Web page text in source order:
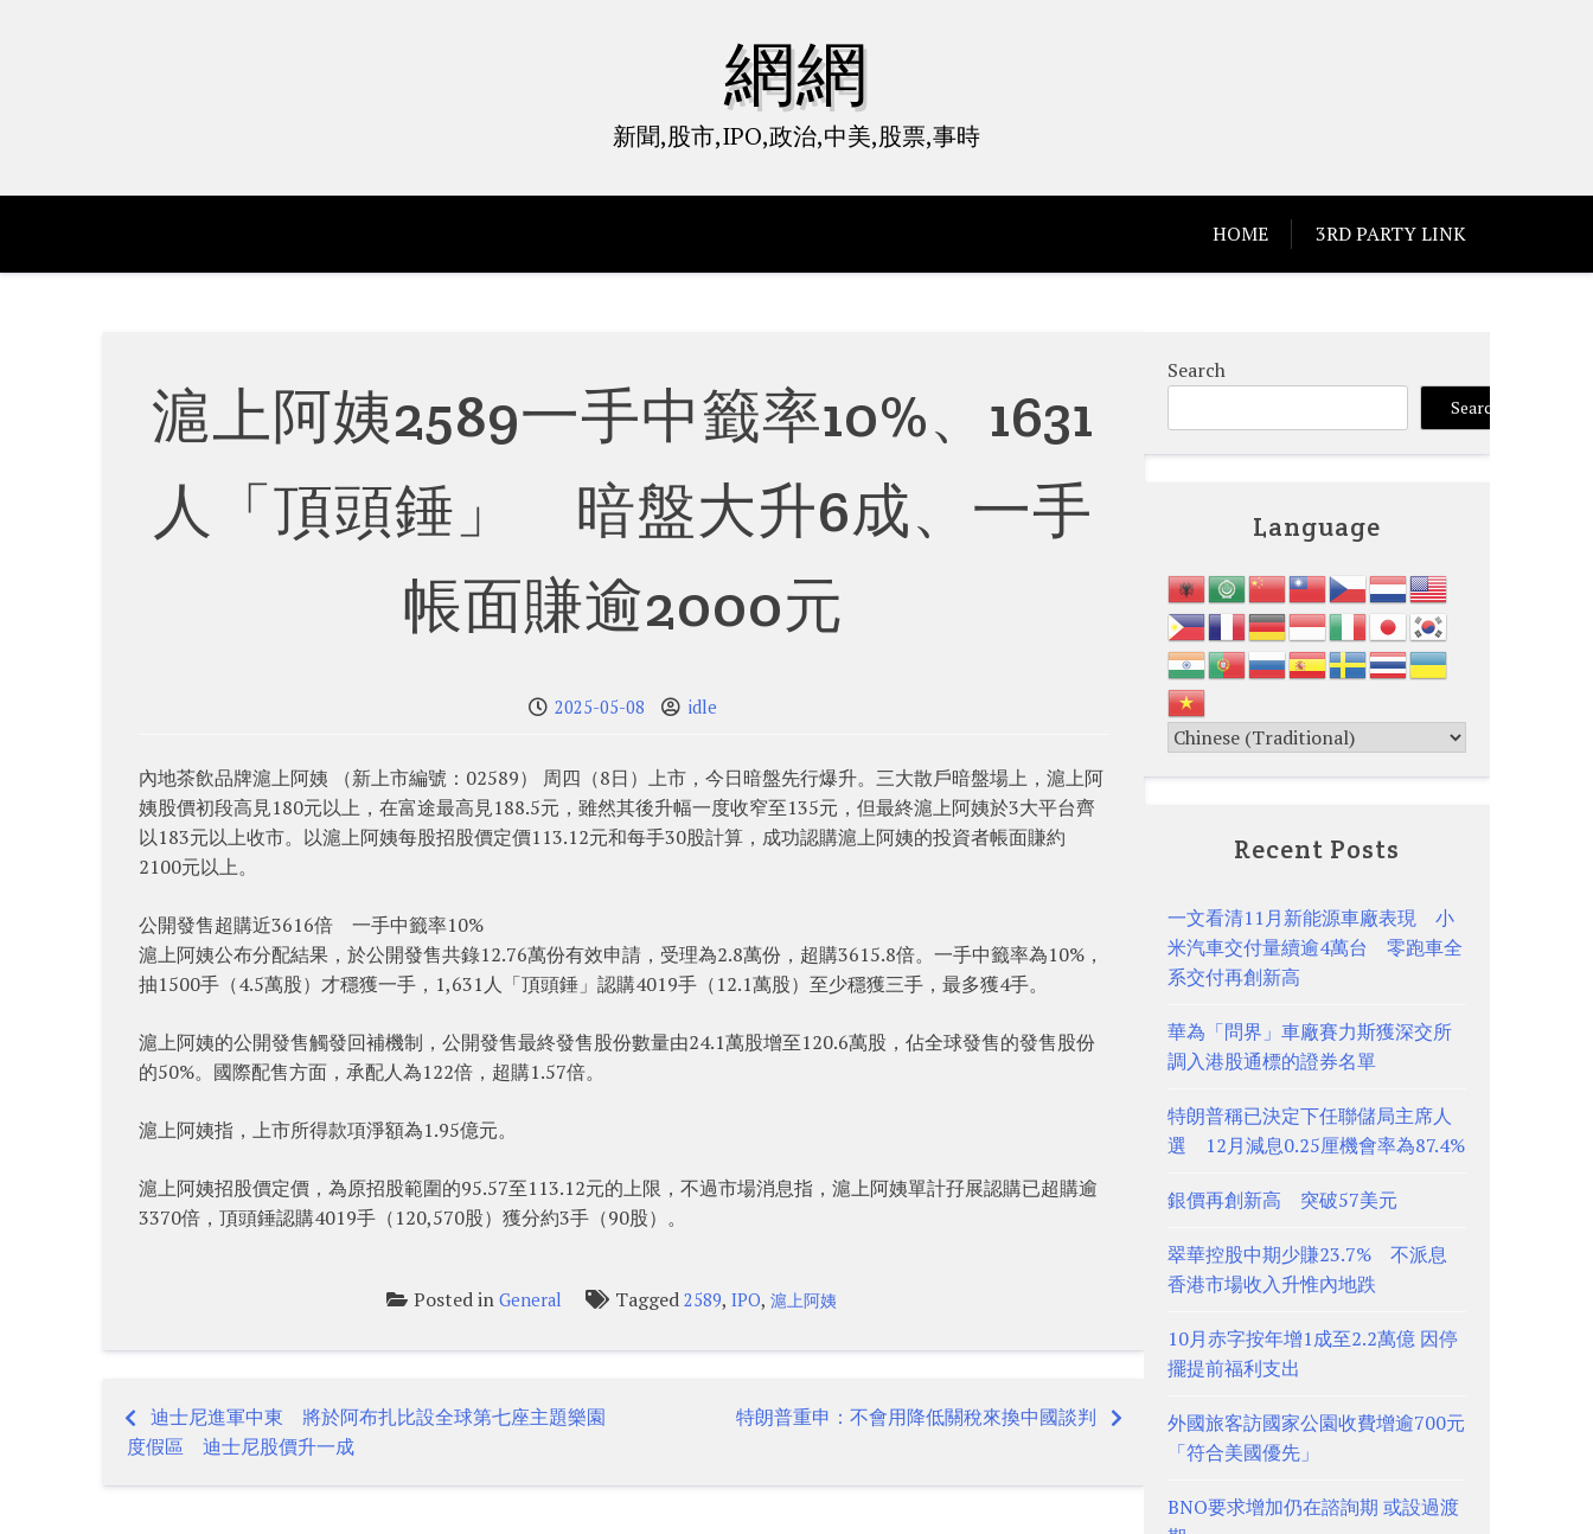
網網
新聞,股市,IPO,政治,中美,股票,事時
HOME 3RD PARTY LINK
滬上阿姨2589一手中籤率10%、1631
人「頂頭錘」 暗盤大升6成、一手
帳面賺逾2000元
2025-05-08 idle
內地茶飲品牌滬上阿姨 （新上市編號：02589） 周四（8日）上市，今日暗盤先行爆升。三大散戶暗盤場上，滬上阿
姨股價初段高見180元以上，在富途最高見188.5元，雖然其後升幅一度收窄至135元，但最終滬上阿姨於3大平台齊
以183元以上收市。以滬上阿姨每股招股價定價113.12元和每手30股計算，成功認購滬上阿姨的投資者帳面賺約
2100元以上。
公開發售超購近3616倍 一手中籤率10%
滬上阿姨公布分配結果，於公開發售共錄12.76萬份有效申請，受理為2.8萬份，超購3615.8倍。一手中籤率為10%，
抽1500手（4.5萬股）才穩獲一手，1,631人「頂頭錘」認購4019手（12.1萬股）至少穩獲三手，最多獲4手。
滬上阿姨的公開發售觸發回補機制，公開發售最終發售股份數量由24.1萬股增至120.6萬股，佔全球發售的發售股份
的50%。國際配售方面，承配人為122倍，超購1.57倍。
滬上阿姨指，上市所得款項淨額為1.95億元。
滬上阿姨招股價定價，為原招股範圍的95.57至113.12元的上限，不過市場消息指，滬上阿姨單計孖展認購已超購逾
3370倍，頂頭錘認購4019手（120,570股）獲分約3手（90股）。
Posted in General Tagged 2589, IPO, 滬上阿姨
Post
navigation
迪士尼進軍中東 將於阿布扎比設全球第七座主題樂園
度假區 迪士尼股價升一成
特朗普重申：不會用降低關稅來換中國談判
Search
Search
Language
Recent Posts
一文看清11月新能源車廠表現 小
米汽車交付量續逾4萬台 零跑車全
系交付再創新高
華為「問界」車廠賽力斯獲深交所
調入港股通標的證券名單
特朗普稱已決定下任聯儲局主席人
選 12月減息0.25厘機會率為87.4%
銀價再創新高 突破57美元
翠華控股中期少賺23.7% 不派息
香港市場收入升惟內地跌
10月赤字按年增1成至2.2萬億 因停
擺提前福利支出
外國旅客訪國家公園收費增逾700元
「符合美國優先」
BNO要求增加仍在諮詢期 或設過渡